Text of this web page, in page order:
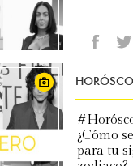
¿Cómo
para tu